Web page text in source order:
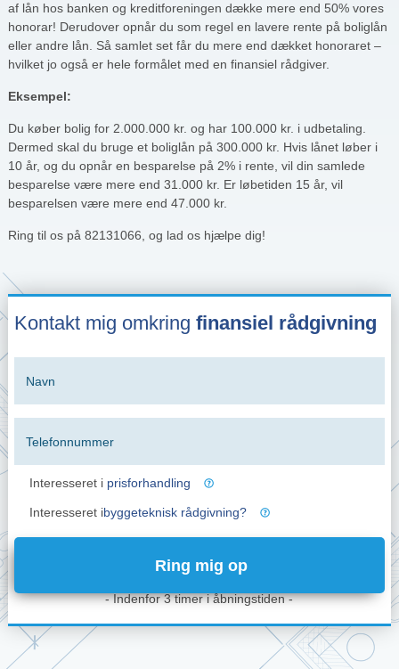
af lån hos banken og kreditforeningen dække mere end 50% vores
honorar! Derudover opnår du som regel en lavere rente på boliglån
eller andre lån. Så samlet set får du mere end dækket honoraret –
hvilket jo også er hele formålet med en finansiel rådgiver.
Eksempel:
Du køber bolig for 2.000.000 kr. og har 100.000 kr. i udbetaling.
Dermed skal du bruge et boliglån på 300.000 kr. Hvis lånet løber i
10 år, og du opnår en besparelse på 2% i rente, vil din samlede
besparelse være mere end 31.000 kr. Er løbetiden 15 år, vil
besparelsen være mere end 47.000 kr.
Ring til os på 82131066, og lad os hjælpe dig!
Kontakt mig omkring finansiel rådgivning
Interesseret iprisforhandling
Interesseret ibyggeteknisk rådgivning?
- Indenfor 3 timer i åbningstiden -